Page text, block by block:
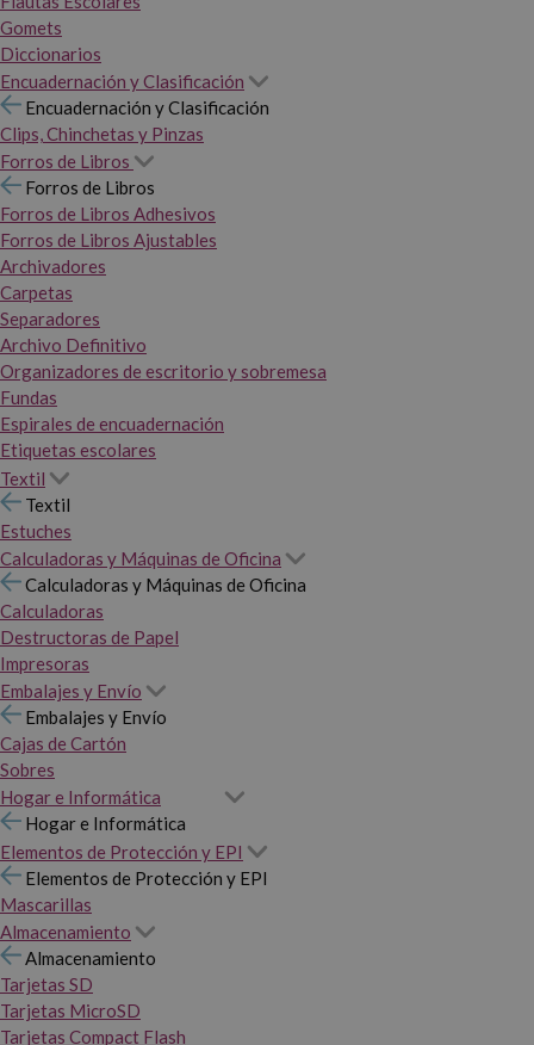
Gomets
Diccionarios
Encuadernación y Clasificación
Encuadernación y Clasificación
Clips, Chinchetas y Pinzas
Forros de Libros
Forros de Libros
Forros de Libros Adhesivos
Forros de Libros Ajustables
Archivadores
Carpetas
Separadores
Archivo Definitivo
Organizadores de escritorio y sobremesa
Fundas
Espirales de encuadernación
Etiquetas escolares
Textil
Textil
Estuches
Calculadoras y Máquinas de Oficina
Calculadoras y Máquinas de Oficina
Calculadoras
Destructoras de Papel
Impresoras
Embalajes y Envío
Embalajes y Envío
Cajas de Cartón
Sobres
Hogar e Informática
Hogar e Informática
Elementos de Protección y EPI
Elementos de Protección y EPI
Mascarillas
Almacenamiento
Almacenamiento
Tarjetas SD
Tarjetas MicroSD
Tarjetas Compact Flash